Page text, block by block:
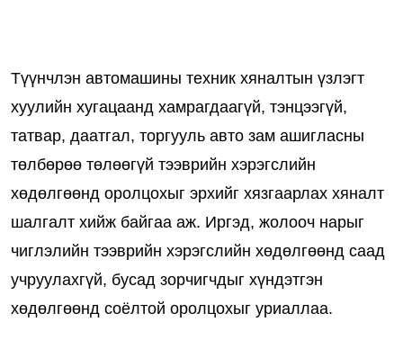
Түүнчлэн автомашины техник хяналтын үзлэгт
хуулийн хугацаанд хамрагдаагүй, тэнцээгүй,
татвар, даатгал, торгууль авто зам ашигласны
төлбөрөө төлөөгүй тээврийн хэрэгслийн
хөдөлгөөнд оролцохыг эрхийг хязгаарлах хяналт
шалгалт хийж байгаа аж. Иргэд, жолооч нарыг
чиглэлийн тээврийн хэрэгслийн хөдөлгөөнд саад
учруулахгүй, бусад зорчигчдыг хүндэтгэн
хөдөлгөөнд соёлтой оролцохыг уриаллаа.